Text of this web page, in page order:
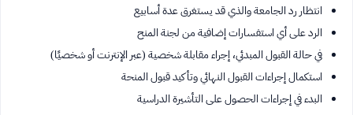
انتظار رد الجامعة والذي قد يستغرق عدة أسابيع
الرد على أي استفسارات إضافية من لجنة المنح
في حالة القبول المبدئي، إجراء مقابلة شخصية (عبر الإنترنت أو شخصيًا)
استكمال إجراءات القبول النهائي وتأكيد قبول المنحة
البدء في إجراءات الحصول على التأشيرة الدراسية